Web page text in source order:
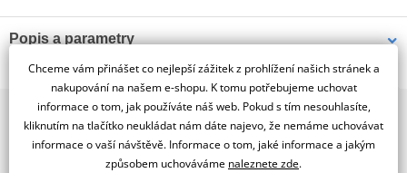
Popis a parametry
Jsme autorizovaný
dealer značky SIEM
Siem front right indicator lens Piaggio Vespa Px 80-125- 150-200
2x multibrand showroom
9 značek motocyklů, servis, oblečení, doplňky i náhradní
díly, to vše v Praze a Liberci
Chceme vám přinášet co nejlepší zážitek z prohlížení našich stránek a
nakupování na našem e-shopu. K tomu potřebujeme uchovat
informace o tom, jak používáte náš web. Pokud s tím nesouhlasíte,
kliknutím na tlačítko neukládat nám dáte najevo, že nemáme uchovávat
informace o vaší návštěvě. Informace o tom, jaké informace a jakým
způsobem uchováváme naleznete zde.